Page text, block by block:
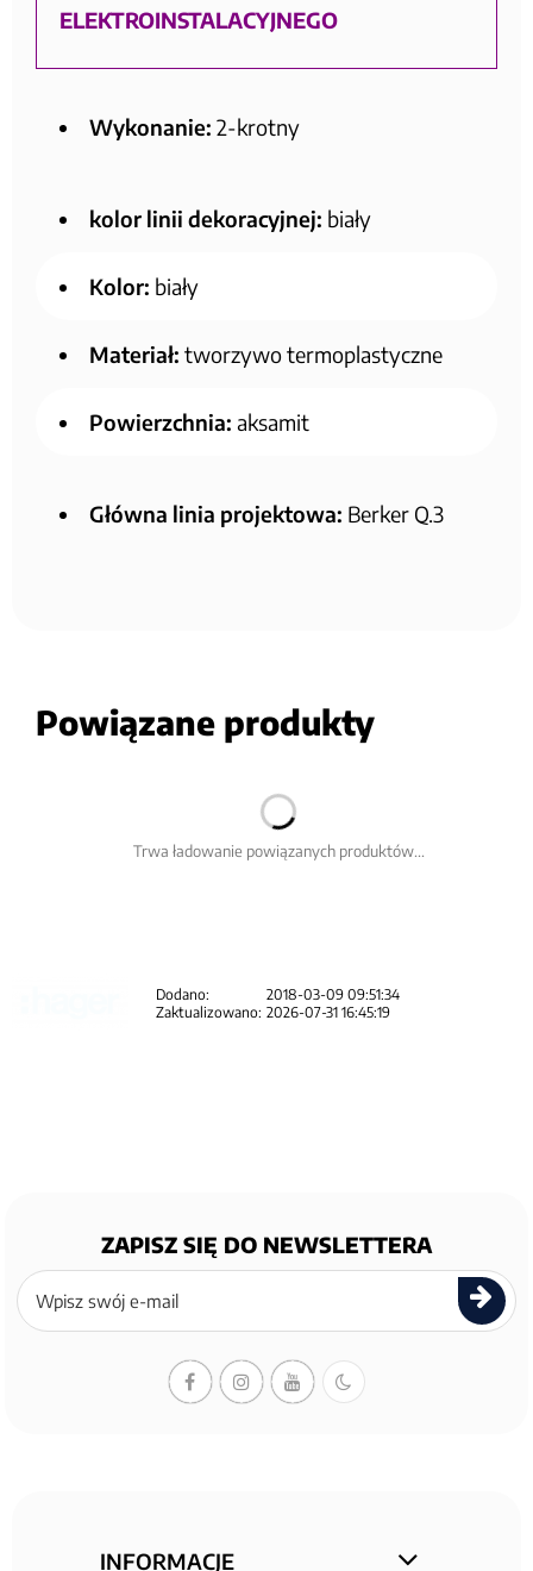
ELEKTROINSTALACYJNEGO
Wykonanie: 2-krotny
kolor linii dekoracyjnej: biały
Kolor: biały
Materiał: tworzywo termoplastyczne
Powierzchnia: aksamit
Główna linia projektowa: Berker Q.3
Powiązane produkty
Trwa ładowanie powiązanych produktów...
Dodano:
2018-03-09 09:51:34
Zaktualizowano: 2026-07-31 16:45:19
ZAPISZ SIĘ DO NEWSLETTERA
Zapisz
się
newslettera
INFORMACJE